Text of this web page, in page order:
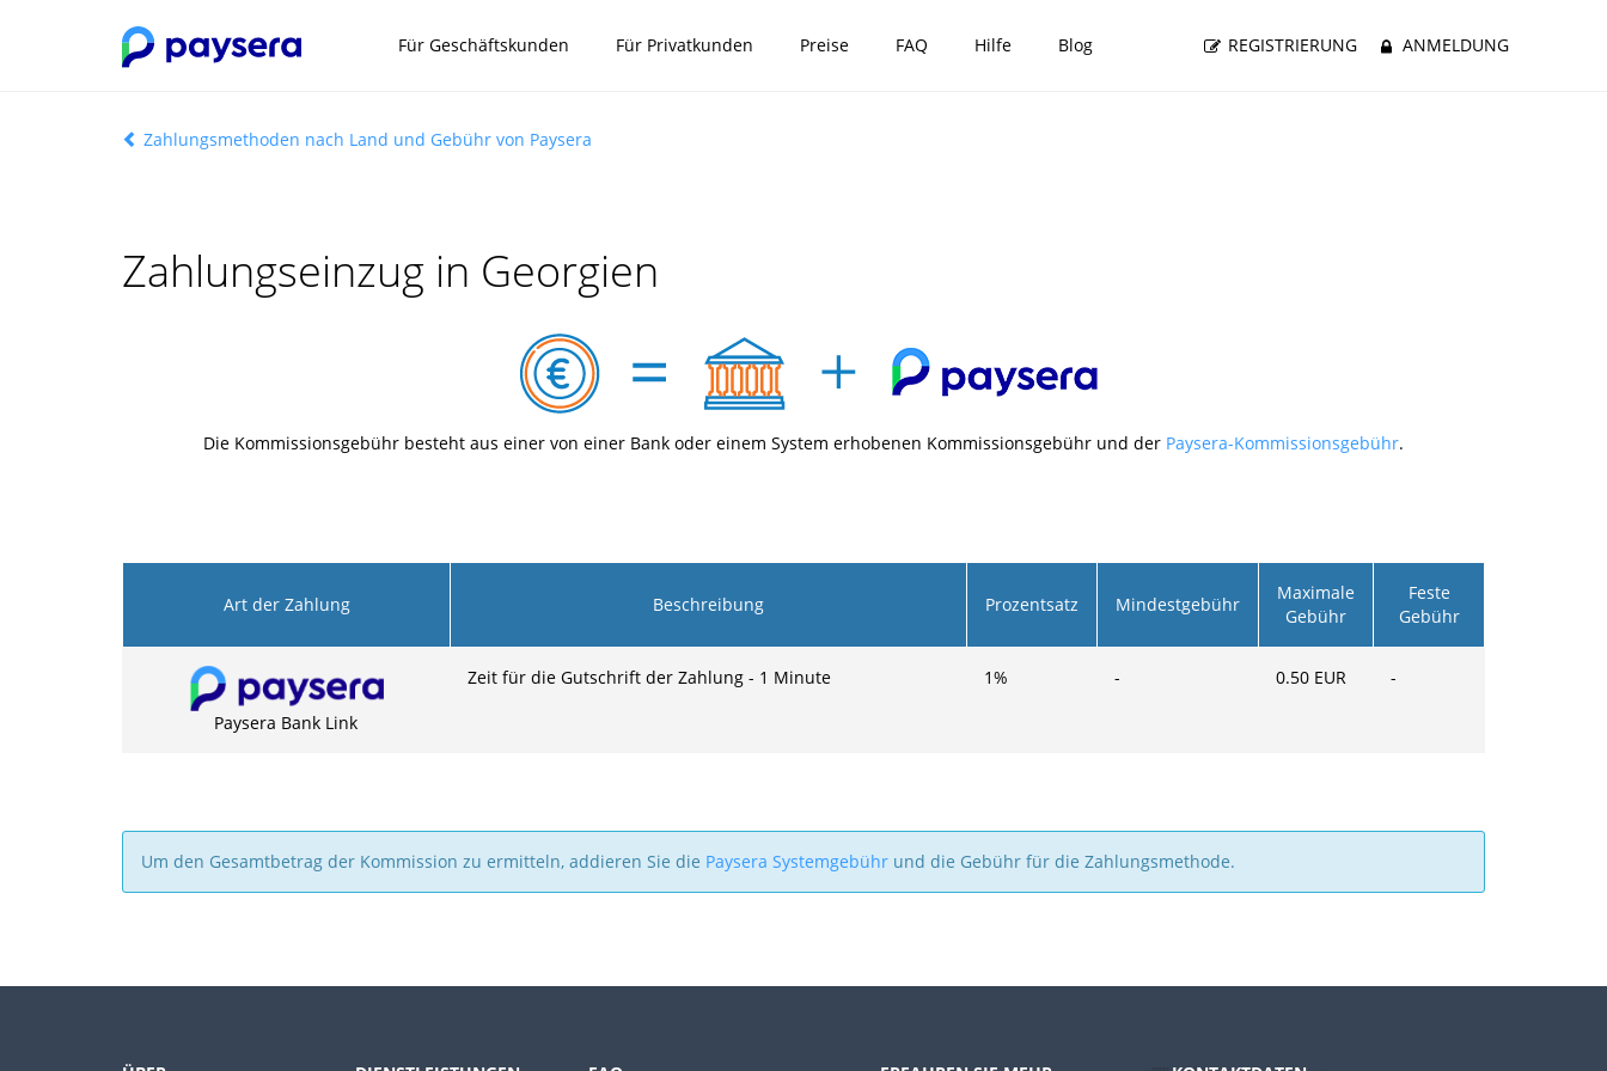
Für Geschäftskunden Für Privatkunden Preise FAQ Hilfe Blog REGISTRIERUNG ANMELDUNG
Zahlungsmethoden nach Land und Gebühr von Paysera
Zahlungseinzug in Georgien
Die Kommissionsgebühr besteht aus einer von einer Bank oder einem System erhobenen Kommissionsgebühr und der Paysera-Kommissionsgebühr.
Art der Zahlung Beschreibung Prozentsatz Mindestgebühr
Maximale
Gebühr
Feste
Gebühr
Paysera Bank Link
Zeit für die Gutschrift der Zahlung - 1 Minute 1% - 0.50 EUR -
Um den Gesamtbetrag der Kommission zu ermitteln, addieren Sie die Paysera Systemgebühr und die Gebühr für die Zahlungsmethode.